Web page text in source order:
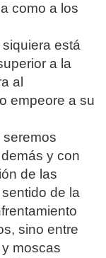
como a los
está
a la
al
empeore a su
y con
de las
de la
sino entre
moscas